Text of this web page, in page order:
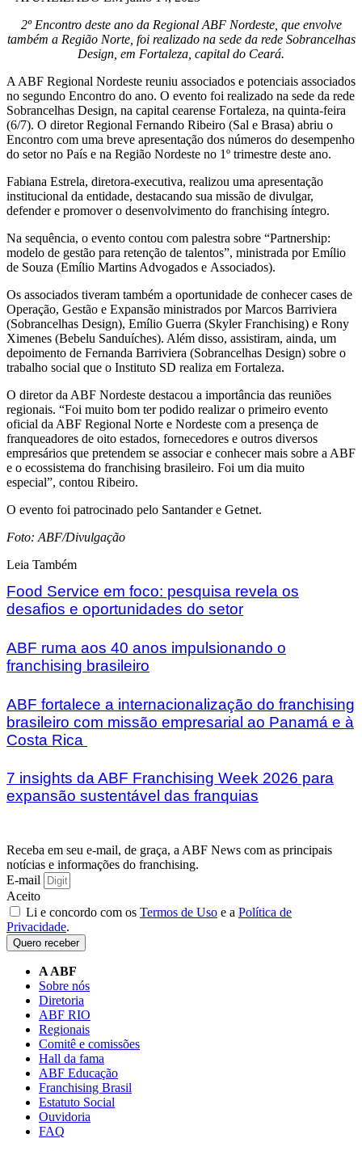
2º Encontro deste ano da Regional ABF Nordeste, que envolve
também a Região Norte, foi realizado na sede da rede Sobrancelhas
Design, em Fortaleza, capital do Ceará.
A ABF Regional Nordeste reuniu associados e potenciais associados
no segundo Encontro do ano. O evento foi realizado na sede da rede
Sobrancelhas Design, na capital cearense Fortaleza, na quinta-feira
(6/7). O diretor Regional Fernando Ribeiro (Sal e Brasa) abriu o
Encontro com uma breve apresentação dos números do desempenho
do setor no País e na Região Nordeste no 1º trimestre deste ano.
Fabiana Estrela, diretora-executiva, realizou uma apresentação
institucional da entidade, destacando sua missão de divulgar,
defender e promover o desenvolvimento do franchising íntegro.
Na sequência, o evento contou com palestra sobre “Partnership:
modelo de gestão para retenção de talentos”, ministrada por Emílio
de Souza (Emílio Martins Advogados e Associados).
Os associados tiveram também a oportunidade de conhecer cases de
Operação, Gestão e Expansão ministrados por Marcos Barriviera
(Sobrancelhas Design), Emílio Guerra (Skyler Franchising) e Rony
Ximenes (Bebelu Sanduíches). Além disso, assistiram, ainda, um
depoimento de Fernanda Barriviera (Sobrancelhas Design) sobre o
trabalho social que o Instituto SD realiza em Fortaleza.
O diretor da ABF Nordeste destacou a importância das reuniões
regionais. “Foi muito bom ter podido realizar o primeiro evento
oficial da ABF Regional Norte e Nordeste com a presença de
franqueadores de oito estados, fornecedores e outros diversos
empresários que pretendem se associar e conhecer mais sobre a ABF
e o ecossistema do franchising brasileiro. Foi um dia muito
especial”, contou Ribeiro.
O evento foi patrocinado pelo Santander e Getnet.
Foto: ABF/Divulgação
Leia Também
Food Service em foco: pesquisa revela os
desafios e oportunidades do setor
ABF ruma aos 40 anos impulsionando o
franchising brasileiro
ABF fortalece a internacionalização do franchising
brasileiro com missão empresarial ao Panamá e à
Costa Rica
7 insights da ABF Franchising Week 2026 para
expansão sustentável das franquias
Receba em seu e-mail, de graça, a ABF News com as principais
notícias e informações do franchising.
E-mail
Aceito
Li e concordo com os Termos de Uso e a Política de
Privacidade.
Quero receber
A ABF
Sobre nós
Diretoria
ABF RIO
Regionais
Comitê e comissões
Hall da fama
ABF Educação
Franchising Brasil
Estatuto Social
Ouvidoria
FAQ